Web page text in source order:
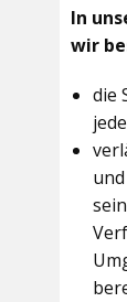
In
wir
die